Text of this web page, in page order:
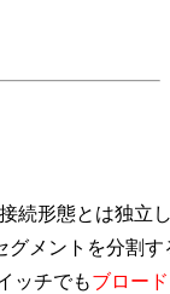
続形態とは独立
メントを分割
ッチでもブロー